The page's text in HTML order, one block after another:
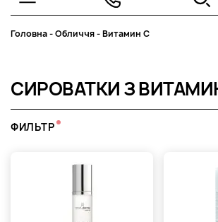
Головна-Обличчя-Витамин С
СИРОВАТКИ З
ФИЛЬТР